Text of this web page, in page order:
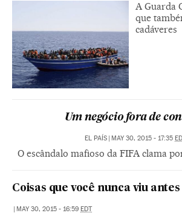
A Guarda
que
cadáveres
Um negócio fora de
EL PAÍS | MAY 30, 2015 - 17:35
O escândalo mafioso da FIFA clama
Coisas que você nunca viu antes
| MAY 30, 2015 - 16:59 EDT